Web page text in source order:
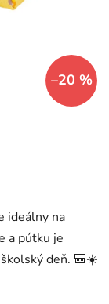
ideálny na
a pútku je
deň. 🎒☀️
–20 %